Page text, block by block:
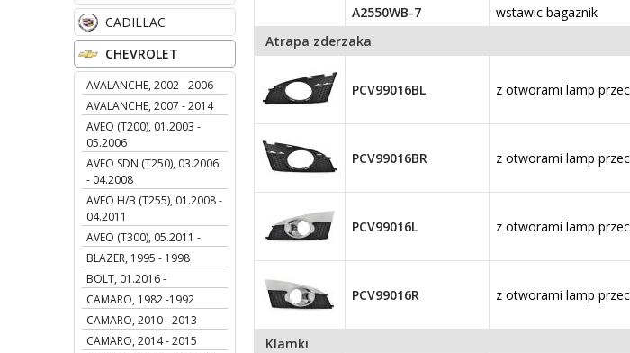
A2550WB-7
wstawic bagaznik
Atrapa zderzaka
PCV99016BL z otworami lamp
PCV99016BR z otworami lamp
PCV99016L z otworami lamp
PCV99016R z otworami lamp
Klamki
CADILLAC
CHEVROLET
AVALANCHE, 2002 - 2006
AVALANCHE, 2007 - 2014
AVEO (T200), 01.2003 -
05.2006
AVEO SDN (T250), 03.2006
- 04.2008
AVEO H/B (T255), 01.2008 -
04.2011
AVEO (T300), 05.2011 -
BLAZER, 1995 - 1998
BOLT, 01.2016 -
CAMARO, 1982 -1992
CAMARO, 2010 - 2013
CAMARO, 2014 - 2015